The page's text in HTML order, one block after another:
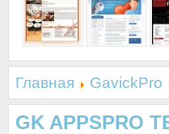
Главная GavickPro
GK APPSPRO